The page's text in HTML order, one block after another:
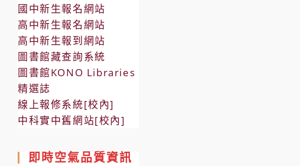
國中新生報名網站
高中新生報名網站
高中新生報到網站
圖書館藏查詢系統
圖書館KONO Libraries
精選誌
線上報修系統[校內]
中科實中舊網站[校內]
即時空氣品質資訊